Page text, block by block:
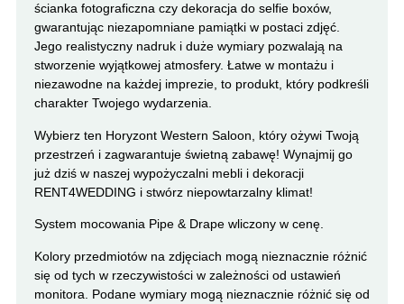
ścianka fotograficzna czy dekoracja do selfie boxów,
gwarantując niezapomniane pamiątki w postaci zdjęć.
Jego realistyczny nadruk i duże wymiary pozwalają na
stworzenie wyjątkowej atmosfery. Łatwe w montażu i
niezawodne na każdej imprezie, to produkt, który podkreśli
charakter Twojego wydarzenia.
Wybierz ten Horyzont Western Saloon, który ożywi Twoją
przestrzeń i zagwarantuje świetną zabawę! Wynajmij go
już dziś w naszej wypożyczalni mebli i dekoracji
RENT4WEDDING i stwórz niepowtarzalny klimat!
System mocowania Pipe & Drape wliczony w cenę.
Kolory przedmiotów na zdjęciach mogą nieznacznie różnić
się od tych w rzeczywistości w zależności od ustawień
monitora. Podane wymiary mogą nieznacznie różnić się od